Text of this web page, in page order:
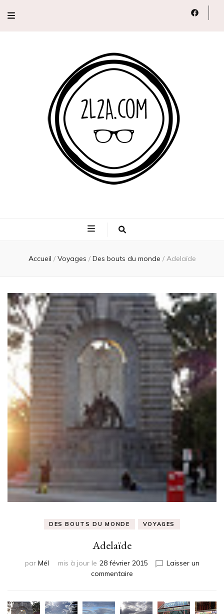
Accueil / Voyages / Des bouts du monde / Adelaïde
DES BOUTS DU MONDE VOYAGES
Adelaïde
par Mél mis à jour le 28 février 2015
Laisser un
commentaire